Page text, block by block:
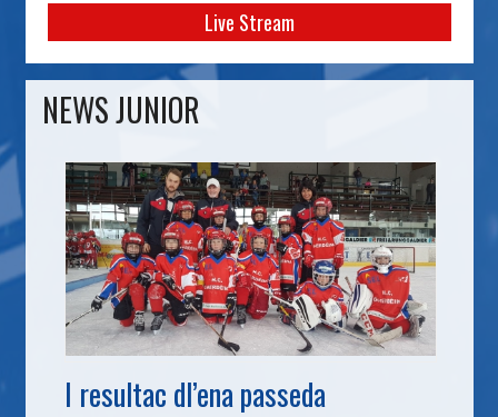
Live Stream
NEWS JUNIOR
I resultac dl’ena passeda